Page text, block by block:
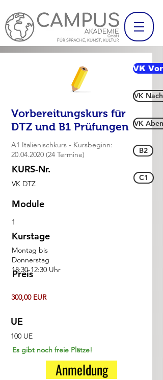
Vorbereitungskurs für
DTZ und B1 Prüfungen
A1 Italienischkurs - Kursbeginn:
20.04.2020 (24 Termine)
KURS-Nr.
VK DTZ
Module
1
Kurstage
Preis
300,00 EUR
Montag bis
Donnerstag
18:30-12:30 Uhr
UE
100 UE
Es gibt noch freie Plätze!
Anmeldung
VK
VK
VK Abend
B2
C1